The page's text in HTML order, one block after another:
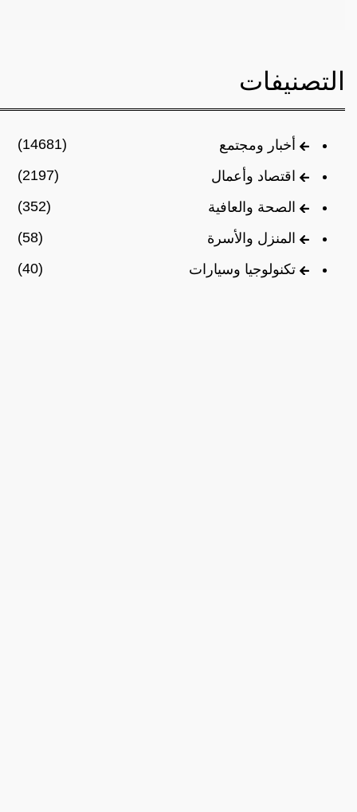
التصنيفات
أخبار ومجتمع
(14681)
اقتصاد وأعمال
(2197)
الصحة والعافية
(352)
المنزل والأسرة
(58)
تكنولوجيا وسيارات
(40)